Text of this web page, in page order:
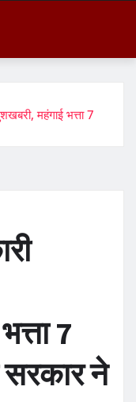
महंगाई भत्ता 7
7
ने